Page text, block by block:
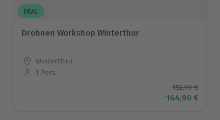
DEAL
Drohnen Workshop Winterthur
Standort
Winterthur
Anzahl der Teilnehmer
1 Pers.
152,90 €
Aktueller
144,90 €